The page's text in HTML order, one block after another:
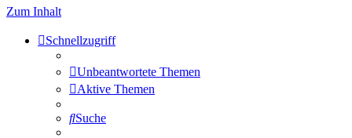
Zum Inhalt
Schnellzugriff
Unbeantwortete Themen
Aktive Themen
Suche